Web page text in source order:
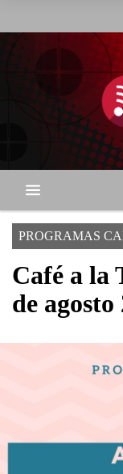
PROGRAMAS
Café a la
de agosto